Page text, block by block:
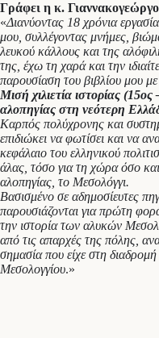
Γράφει η κ.
«Διανύοντας 18 χρόνια
μου, συλλέγοντας μνήμες,
λευκού κάλλους και της
της, έχω τη χαρά και την
παρουσίαση του βιβλίου μου με
Μισή χιλιετία ιστορίας
αλοπηγίας στη νεότερη
Καρπός πολύχρονης και
επιδιώκει να φωτίσει και να
κεφάλαιο του ελληνικού
άλας, τόσο για τη χώρα όσο
αλοπηγίας, το Μεσολόγγι.
Βασισμένο σε αδημοσίευτες
παρουσιάζονται για πρώτη
την ιστορία των αλυκών
από τις απαρχές της πόλης,
σημασία που είχε στη
Μεσολογγίου.»